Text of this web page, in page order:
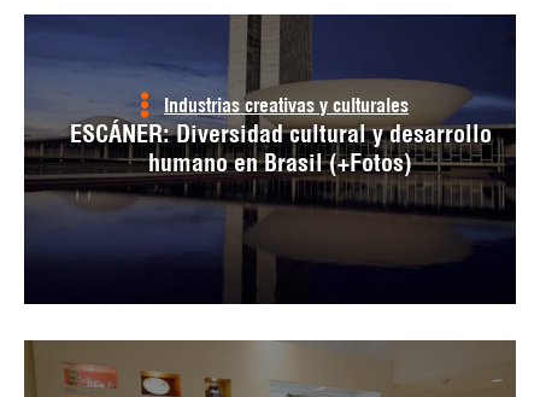
Industrias creativas y culturales
ESCÁNER: Diversidad cultural y desarrollo
humano en Brasil (+Fotos)